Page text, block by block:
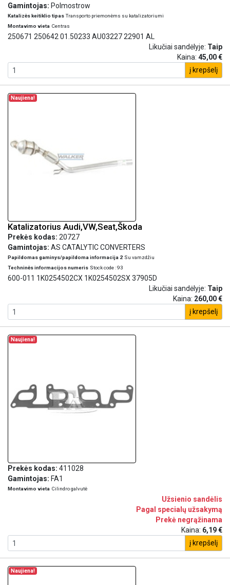
Gamintojas: Polmostrow
Katalizės keitiklio tipas Transporto priemonėms su katalizatoriumi
Montavimo vieta Centras
250671 250642 01.50233 AU03227 22901 AL
Likučiai sandėlyje: Taip
Kaina: 45,00 €
į krepšelį
Naujiena!
Katalizatorius Audi,VW,Seat,Škoda
Prekės kodas: 20727
Gamintojas: AS CATALYTIC CONVERTERS
Papildomas gaminys/papildoma informacija 2 Su vamzdžiu
Techninės informacijos numeris Stock code : 93
600-011 1K0254502CX 1K0254502SX 37905D
Likučiai sandėlyje: Taip
Kaina: 260,00 €
į krepšelį
Naujiena!
Prekės kodas: 411028
Gamintojas: FA1
Montavimo vieta Cilindro galvutė
Užsienio sandėlis
Pagal specialų užsakymą
Prekė negrąžinama
Kaina: 6,19 €
į krepšelį
Naujiena!